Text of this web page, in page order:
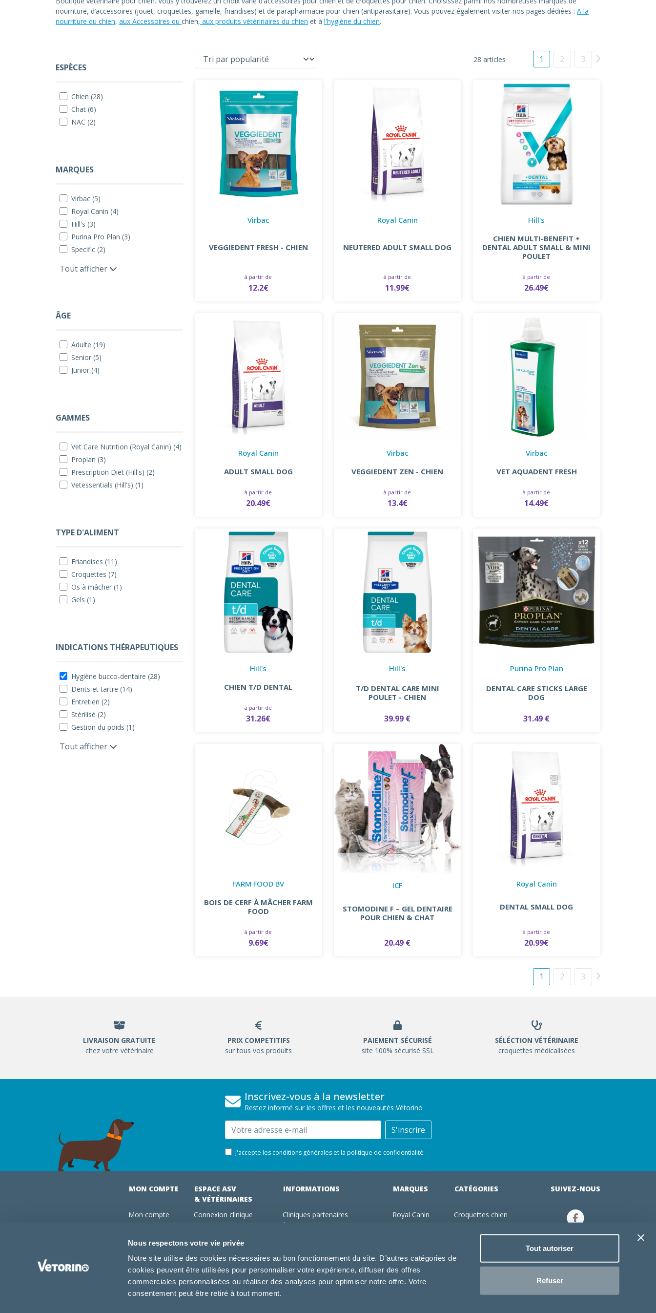
Nous respectons votre vie privée
Notre site utilise des cookies nécessaires au bon fonctionnement du site. D’autres catégories de
cookies peuvent être utilisées pour personnaliser votre expérience, diffuser des offres
commerciales personnalisées ou réaliser des analyses pour optimiser notre offre. Votre
consentement peut être retiré à tout moment.
Tout autoriser
Refuser
nourriture, d’accessoires (jouet, croquettes, gamelle, friandises) et de parapharmacie pour chien (antiparasitaire). Vous pouvez également visiter nos pages dédiées : A la
nourriture du chien, aux Accessoires du chien, aux produits vétérinaires du chien et à l'hygiène du chien.
ESPÈCES
Chien (28)
Chat (6)
NAC (2)
MARQUES
Virbac (5)
Royal Canin (4)
Hill's (3)
Purina Pro Plan (3)
Specific (2)
Tout afficher
ÂGE
Adulte (19)
Senior (5)
Junior (4)
GAMMES
Vet Care Nutrition (Royal Canin) (4)
Proplan (3)
Prescription Diet (Hill's) (2)
Vetessentials (Hill's) (1)
TYPE D'ALIMENT
Friandises (11)
Croquettes (7)
Os à mâcher (1)
Gels (1)
INDICATIONS THÉRAPEUTIQUES
Hygiène bucco-dentaire (28)
Dents et tartre (14)
Entretien (2)
Stérilisé (2)
Gestion du poids (1)
Tout afficher
28 articles 1 2 3
Virbac
VEGGIEDENT FRESH - CHIEN
à partir de
12.2€
Royal Canin
NEUTERED ADULT SMALL DOG
à partir de
11.99€
Hill's
CHIEN MULTI-BENEFIT +
DENTAL ADULT SMALL & MINI
POULET
à partir de
26.49€
Royal Canin
ADULT SMALL DOG
à partir de
20.49€
Virbac
VEGGIEDENT ZEN - CHIEN
à partir de
13.4€
Virbac
VET AQUADENT FRESH
à partir de
14.49€
Hill's
CHIEN T/D DENTAL
à partir de
31.26€
Hill's
T/D DENTAL CARE MINI
POULET - CHIEN
39.99 €
Purina Pro Plan
DENTAL CARE STICKS LARGE
DOG
31.49 €
FARM FOOD BV
BOIS DE CERF À MÂCHER FARM
FOOD
à partir de
9.69€
ICF
STOMODINE F – GEL DENTAIRE
POUR CHIEN & CHAT
20.49 €
Royal Canin
DENTAL SMALL DOG
à partir de
20.99€
1 2 3
LIVRAISON GRATUITE
chez votre vétérinaire
PRIX COMPETITIFS
sur tous vos produits
PAIEMENT SÉCURISÉ
site 100% sécurisé SSL
SÉLÉCTION VÉTÉRINAIRE
croquettes médicalisées
Inscrivez-vous à la newsletter
Restez informé sur les offres et les nouveautés Vétorino
Email S'inscrire
J'accepte les conditions générales et la politique de confidentialité
MON COMPTE
Mon compte
Conseils vétos
FAQ
ESPACE ASV
& VÉTÉRINAIRES
Connexion clinique
Devenir adhérent Vétorino
INFORMATIONS
Cliniques partenaires
Utilisation des cookies
Conditions générales d'utilisation
MARQUES
Royal Canin
Specific
Dechra
Tonivet
CATÉGORIES
Croquettes chien
Jouets chien
Produits vétérinaire chien
Jouets chat
SUIVEZ-NOUS